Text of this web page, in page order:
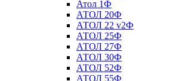
Атол 1Ф
АТОЛ 20Ф
АТОЛ 22 v2Ф
АТОЛ 25Ф
АТОЛ 27Ф
АТОЛ 30Ф
АТОЛ 52Ф
АТОЛ 55Ф